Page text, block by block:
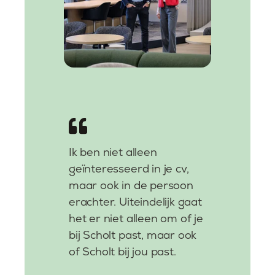
Ik ben niet alleen
geïnteresseerd in je cv,
maar ook in de persoon
erachter. Uiteindelijk gaat
het er niet alleen om of je
bij Scholt past, maar ook
of Scholt bij jou past.